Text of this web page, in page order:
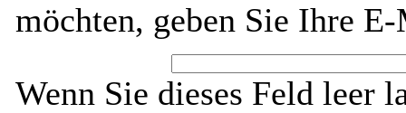
möchten, geben Sie Ihre
Wenn Sie dieses Feld leer